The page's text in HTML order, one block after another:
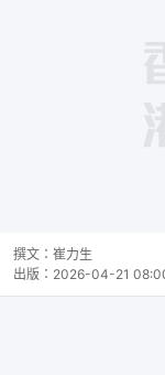
撰文： 崔力生
出版： 2026-04-21